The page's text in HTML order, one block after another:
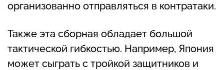
организованно отправляться в контратаки.
Также эта сборная обладает большой
тактической гибкостью. Например, Япония
может сыграть с тройкой защитников и